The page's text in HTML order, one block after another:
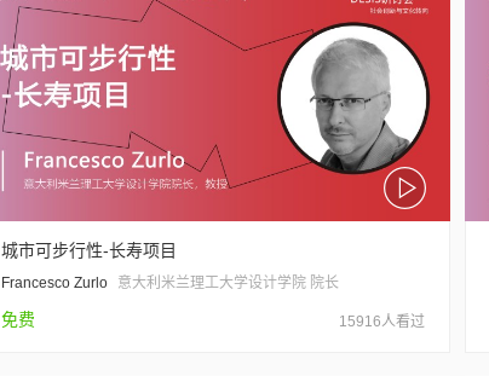
城市可步行性-长寿项目
Francesco Zurlo 意大利米兰理工大学设计学院 院长
免费 15916人看过